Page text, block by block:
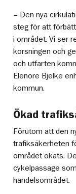
– Den nya
steg för att
i området. Vi ser
korsningen och
och utfarten
Elenore Bjelke
kommun.
Ökad
Förutom att den
trafiksäkerheten
området ökats.
cykelpassage
handelsområdet.